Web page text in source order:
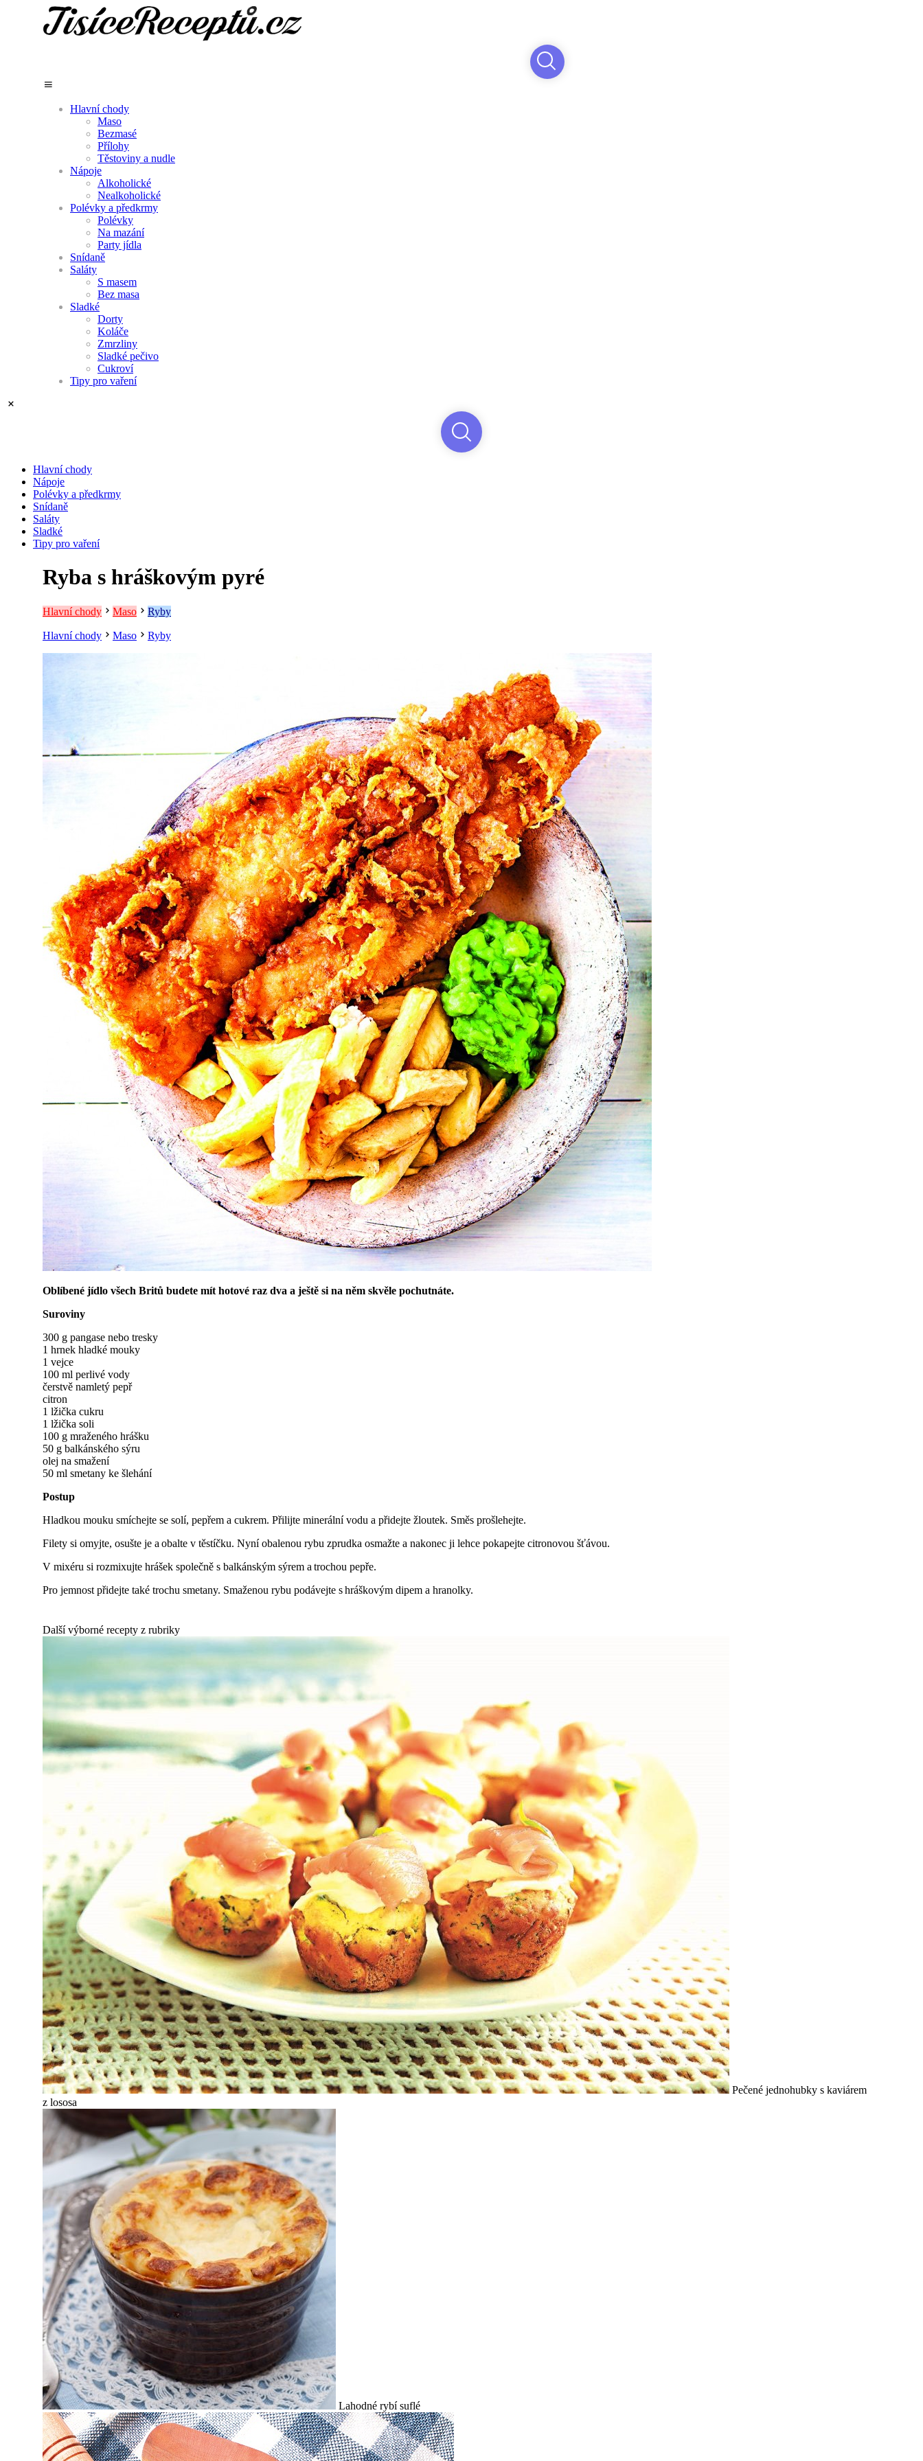
Hlavní chody
Maso
Bezmasé
Přílohy
Těstoviny a nudle
Nápoje
Alkoholické
Nealkoholické
Polévky a předkrmy
Polévky
Na mazání
Party jídla
Snídaně
Saláty
S masem
Bez masa
Sladké
Dorty
Koláče
Zmrzliny
Sladké pečivo
Cukroví
Tipy pro vaření
Hlavní chody
Nápoje
Polévky a předkrmy
Snídaně
Saláty
Sladké
Tipy pro vaření
Ryba s hráškovým pyré
Hlavní chody Maso Ryby
Hlavní chody Maso Ryby
Oblíbené jídlo všech Britů budete mít hotové raz dva a ještě si na něm skvěle pochutnáte.
Suroviny
300 g pangase nebo tresky
1 hrnek hladké mouky
1 vejce
100 ml perlivé vody
čerstvě namletý pepř
citron
1 lžička cukru
1 lžička soli
100 g mraženého hrášku
50 g balkánského sýru
olej na smažení
50 ml smetany ke šlehání
Postup
Hladkou mouku smíchejte se solí, pepřem a cukrem. Přilijte minerální vodu a přidejte žloutek. Směs prošlehejte.
Filety si omyjte, osušte je a obalte v těstíčku. Nyní obalenou rybu zprudka osmažte a nakonec ji lehce pokapejte citronovou šťávou.
V mixéru si rozmixujte hrášek společně s balkánským sýrem a trochou pepře.
Pro jemnost přidejte také trochu smetany. Smaženou rybu podávejte s hráškovým dipem a hranolky.
Další výborné recepty z rubriky
Pečené jednohubky s kaviárem
z lososa
Lahodné rybí suflé